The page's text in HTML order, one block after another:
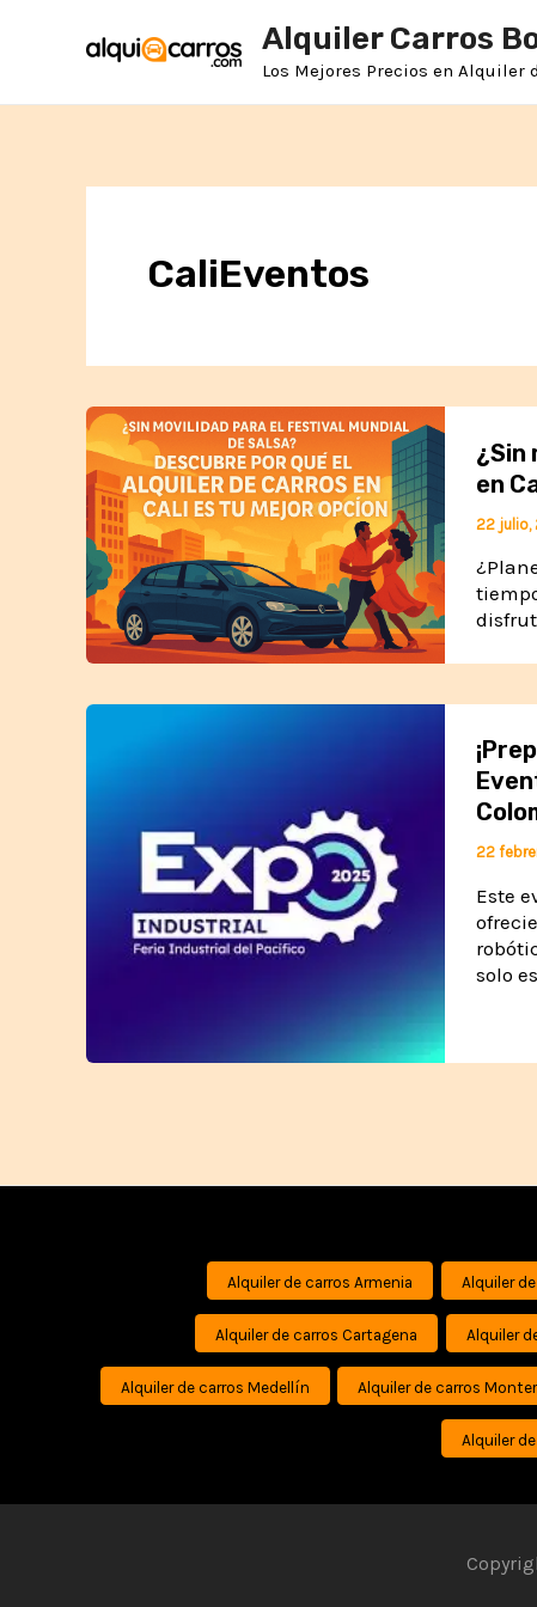
contenido
Alquiler Carros
Los Mejores Precios en Alquiler
CaliEventos
¿Sin
en
22 julio,
22
Este
solo
Alquiler de carros Armenia Alquiler
Alquiler de carros Cartagena Alquiler
Alquiler de carros Medellín Alquiler de carros
Alquiler